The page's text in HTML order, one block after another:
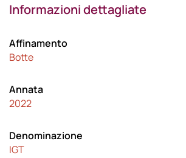
Informazioni dettagliate
Affinamento
Botte
Annata
2022
Denominazione
IGT